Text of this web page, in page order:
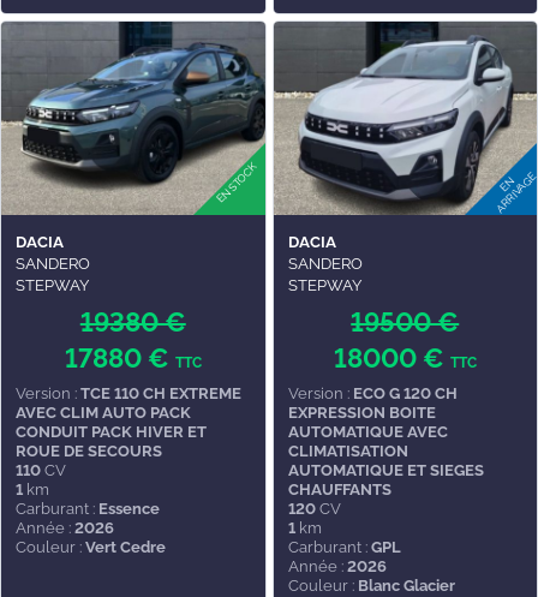
DACIA
SANDERO
STEPWAY
19380 €
17880 € TTC
Version : TCE 110 CH EXTREME
AVEC CLIM AUTO PACK
CONDUIT PACK HIVER ET
ROUE DE SECOURS
110 CV
1 km
Carburant : Essence
Année : 2026
Couleur : Vert Cedre
DACIA
SANDERO
STEPWAY
19500 €
18000 € TTC
Version : ECO G 120 CH
EXPRESSION BOITE
AUTOMATIQUE AVEC
CLIMATISATION
AUTOMATIQUE ET SIEGES
CHAUFFANTS
120CV
1km
Carburant : GPL
Année : 2026
Couleur : Blanc Glacier